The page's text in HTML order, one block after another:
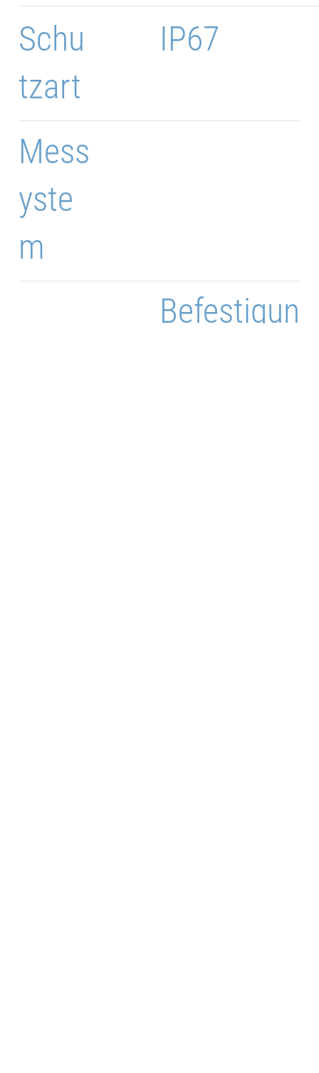
Schu
tzart
IP67
Mess
yste
m
Befestigun